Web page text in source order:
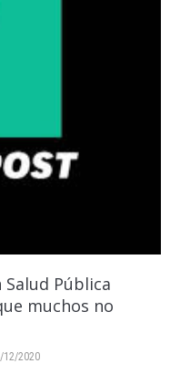
Pública
muchos no
12/2020